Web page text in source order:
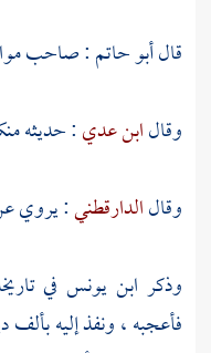
قالأبو حاتم: صاحب
وقالابن عدي: حديثه
وقالالدارقطني: يروي
وذكر ابن يونس في
فأعجبه ، ونفذ إليه